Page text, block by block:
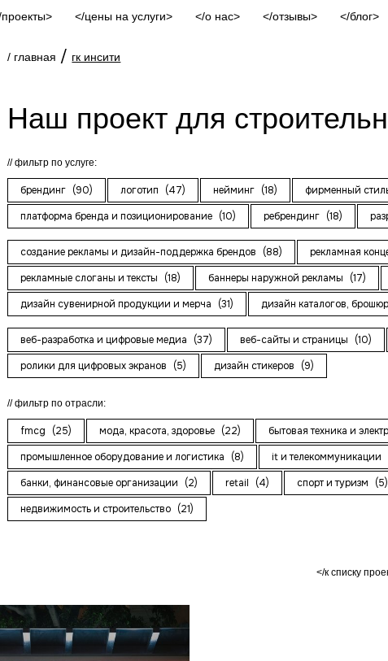
проекты цены на услуги о нас отзывы блог
/ главная / гк инсити
Наш проект для
фильтр по услуге:
брендинг (90) логотип (47) нейминг (18) фирменный
платформа бренда и позиционирование (10) ребрендинг (18)
создание рекламы и дизайн-поддержка брендов (88) рекламная
рекламные слоганы и тексты
(18) баннеры наружной рекламы (17)
дизайн сувенирной продукции и мерча
(31) дизайн каталогов,
веб-разработка и цифровые медиа (37) веб-сайты и страницы (10)
ролики для цифровых экранов
(5) дизайн стикеров (9)
фильтр по отрасли:
fmcg (25) мода, красота, здоровье (22) бытовая техника и
промышленное оборудование и логистика
(8) it и телекоммуникации
банки, финансовые организации
(2) retail (4) спорт и туризм (5)
недвижимость и строительство (21)
к списку